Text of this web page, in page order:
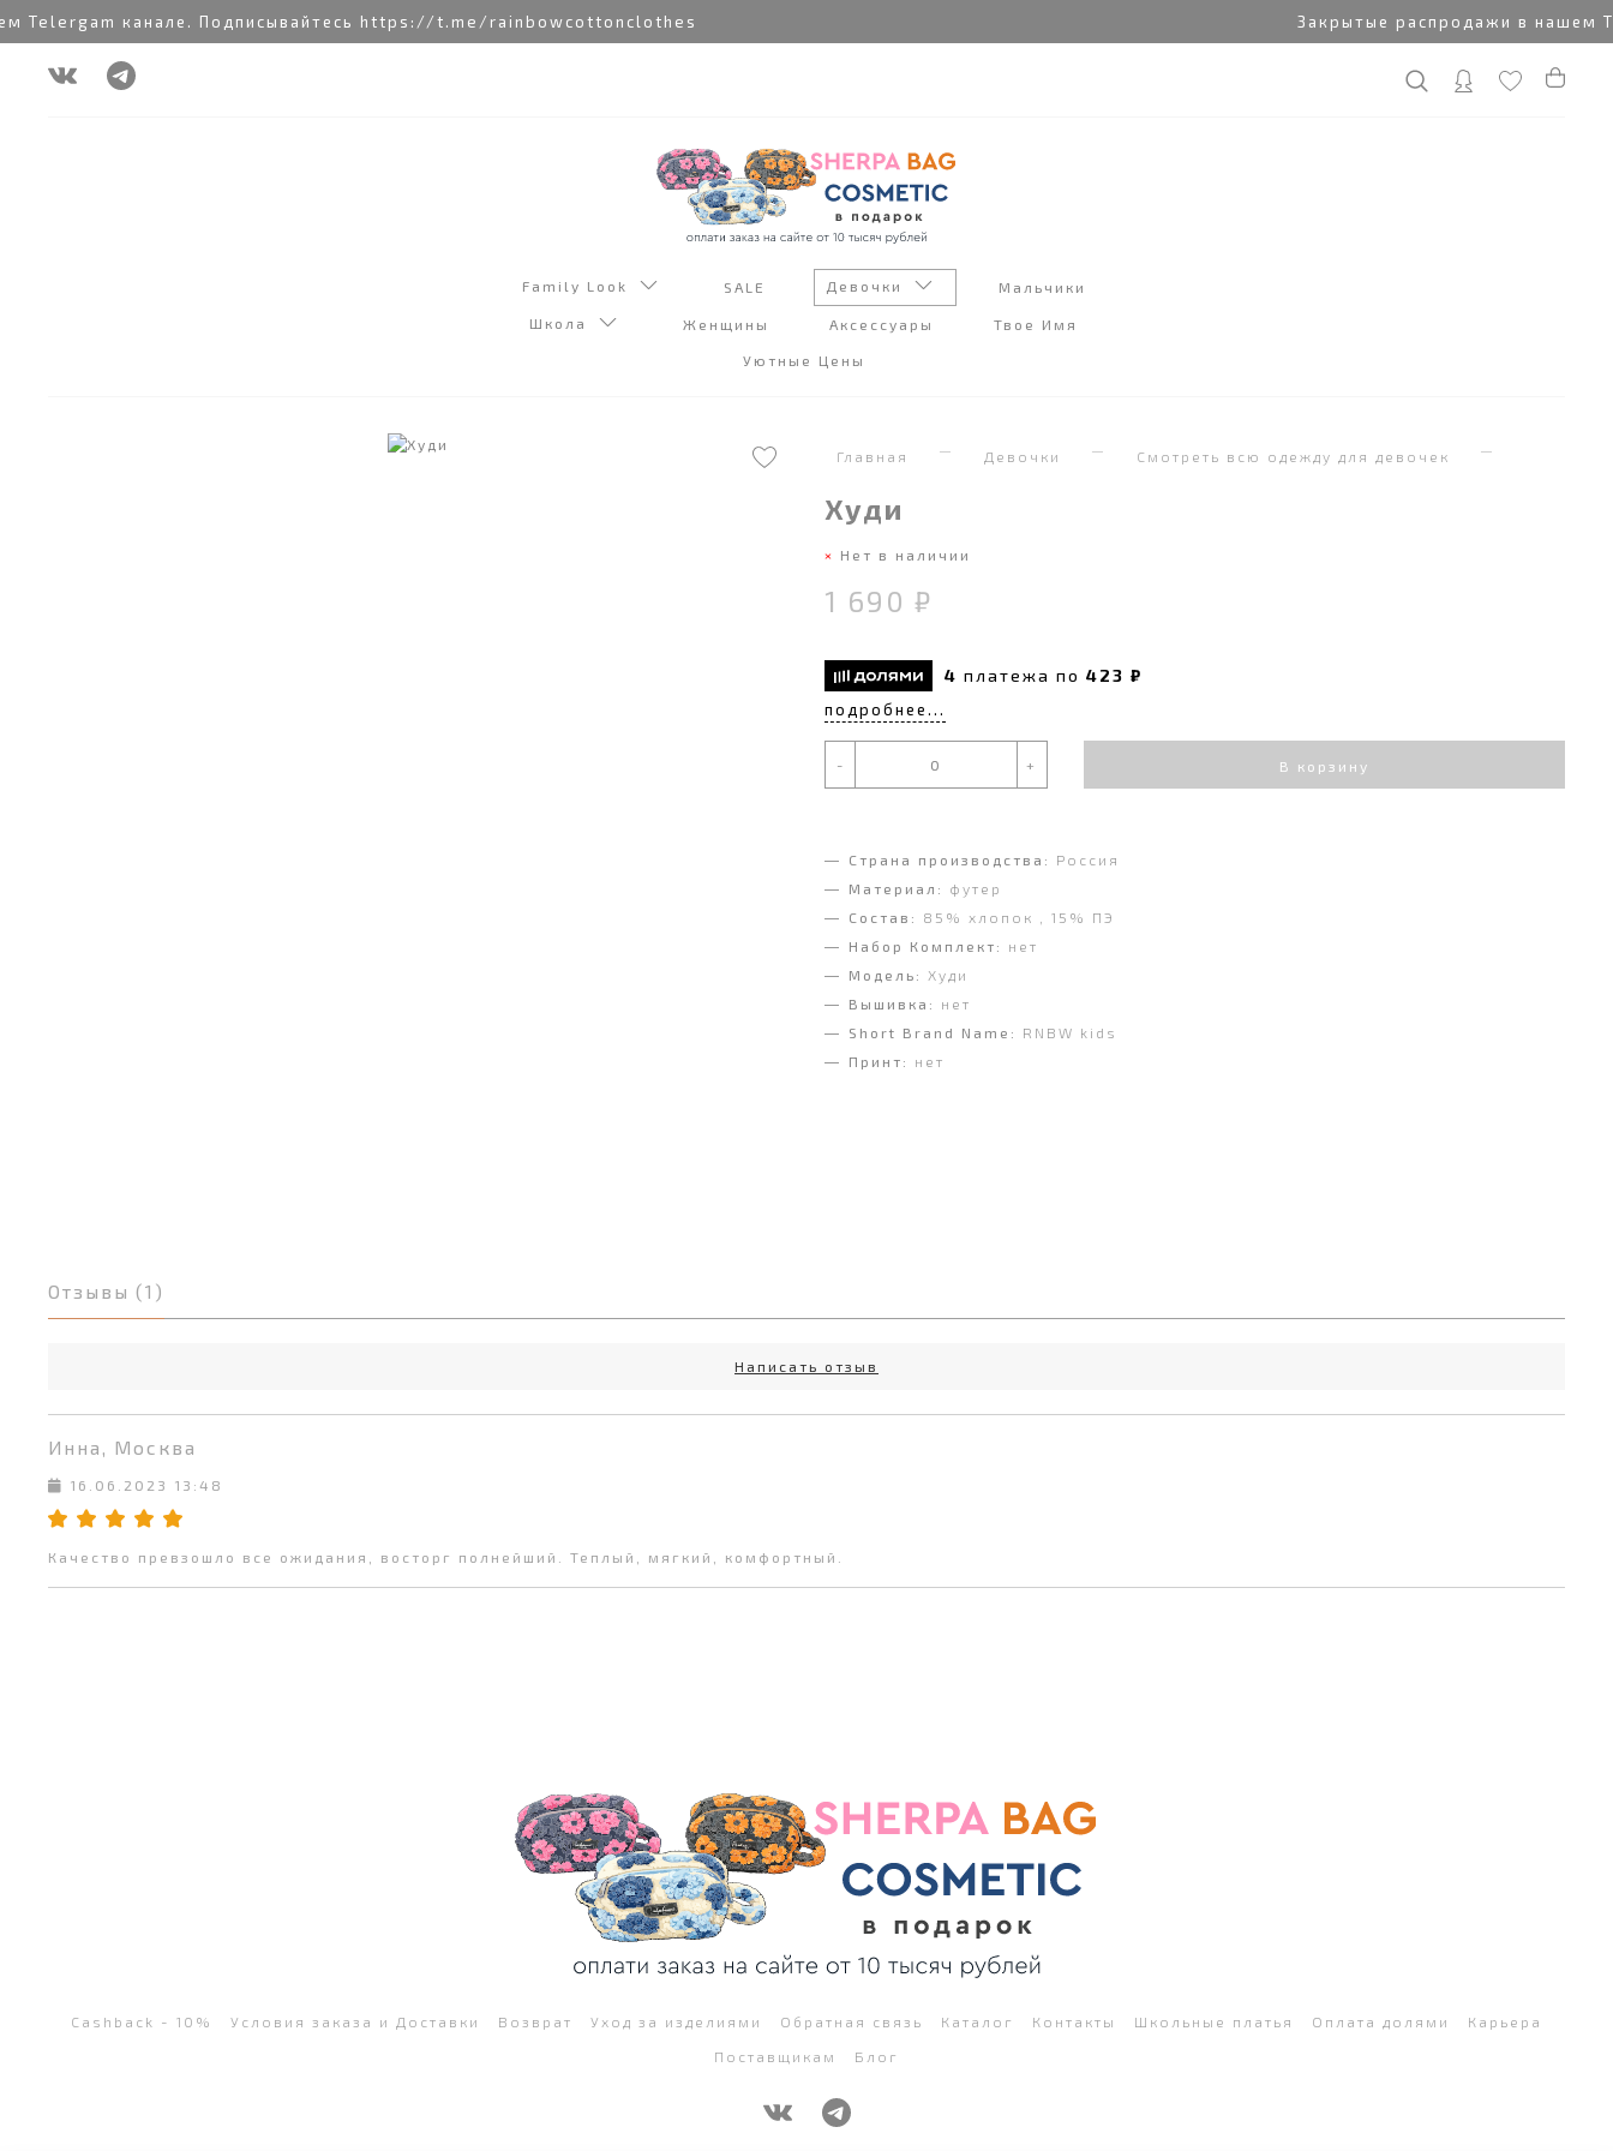
канале. Подписывайтесь https://t.me/rainbowcottonclothes Закрытые распродажи в нашем
Family Look SALE Девочки Мальчики
Школа Женщины Аксессуары Твое Имя
Уютные Цены
Главная Девочки Смотреть всю одежду для девочек
Худи
Нет в наличии
1 690 ₽
4 платежа по 423 ₽
подробнее...
- + В корзину
Страна производства:
Россия
Материал:
футер
Состав:
85% хлопок , 15% ПЭ
Набор Комплект:
нет
Модель:
Худи
Вышивка:
нет
Short Brand Name:
RNBW kids
Принт:
нет
Отзывы (1)
Написать отзыв
Инна, Москва
16.06.2023 13:48
Качество превзошло все ожидания, восторг полнейший. Теплый, мягкий, комфортный.
Cashback - 10% Условия заказа и Доставки Возврат Уход за изделиями Обратная связь Каталог Контакты Школьные платья Оплата долями Карьера
Поставщикам Блог